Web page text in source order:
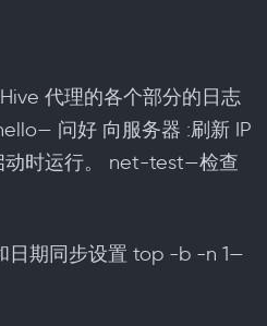
代理的各个部分的日志
问好 向服务器 :刷新 IP
动时运行。 net-test—检查
日期同步设置 top -b -n 1—